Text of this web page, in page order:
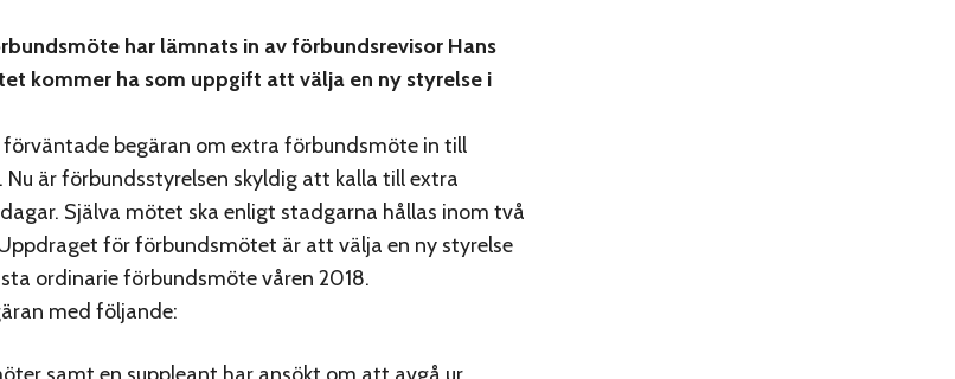
har lämnats in av förbundsrevisor Hans
kommer ha som uppgift att välja en ny styrelse i
begäran om extra förbundsmöte in till
är förbundsstyrelsen skyldig att kalla till extra
Själva mötet ska enligt stadgarna hållas inom två
för förbundsmötet är att välja en ny styrelse
ordinarie förbundsmöte våren 2018.
med följande: